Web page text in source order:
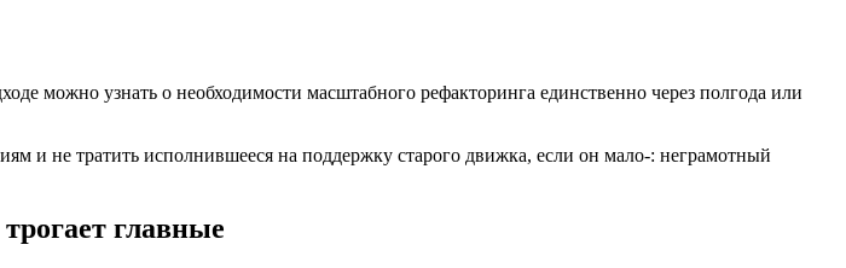
можно узнать о необходимости масштабного рефакторинга единственно через полгода или
и не тратить исполнившееся на поддержку старого движка, если он мало-: неграмотный
главные